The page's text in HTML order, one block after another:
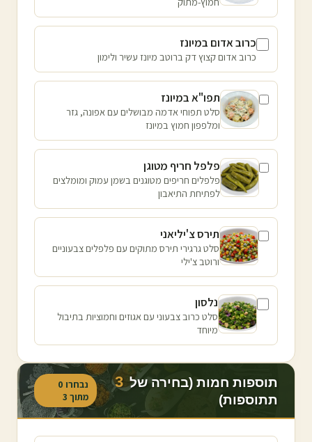
כרוב אדום במיונז
כרוב אדום קצוץ דק ברוטב מיונז עשיר ולימון
תפו"א במיונז
סלט תפוחי אדמה מבושלים עם אפונה, גזר
ומלפפון חמוץ במיונז
פלפל חריף מטוגן
פלפלים חריפים מטוגנים בשמן עמוק ומומלצים
לפתיחת התיאבון
תירס צ'יליאני
סלט גרגירי תירס מתוקים עם פלפלים צבעוניים
ורוטב צ'ילי
נלסון
סלט כרוב צבעוני עם אגוזים וחמוציות בתיבול
מיוחד
תוספות חמות (בחירה של 3
תתוספות)
נבחרו 0
מתוך 3